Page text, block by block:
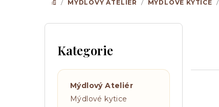
DOMŮ
/ MÝDLOVÝ ATELIÉR / MÝDLOVÉ KYTICE /
P
Přeskočit
Kategorie
Mýdlový Ateliér
Mýdlové kytice